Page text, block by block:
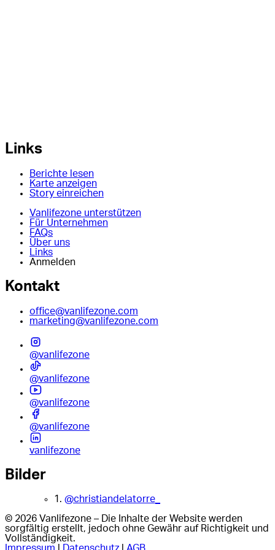
Links
Berichte lesen
Karte anzeigen
Story einreichen
Vanlifezone unterstützen
Für Unternehmen
FAQs
Über uns
Links
Anmelden
Kontakt
office@vanlifezone.com
marketing@vanlifezone.com
@vanlifezone
@vanlifezone
@vanlifezone
@vanlifezone
vanlifezone
Bilder
1. @christiandelatorre_
© 2026 Vanlifezone – Die Inhalte der Website werden
sorgfältig erstellt, jedoch ohne Gewähr auf Richtigkeit und
Vollständigkeit.